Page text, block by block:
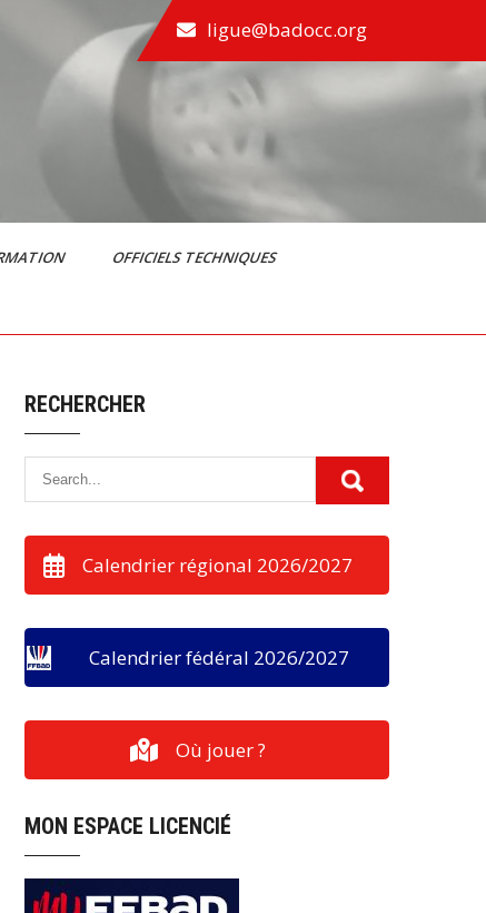
ligue@badocc.org
OFFICIELS TECHNIQUES
RECHERCHER
Calendrier régional 2026/2027
Calendrier fédéral 2026/2027
Où jouer ?
MON ESPACE LICENCIÉ